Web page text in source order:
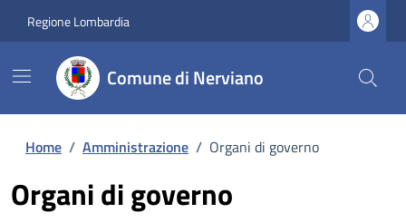
Regione Lombardia
Comune di Nerviano
Home / Amministrazione / Organi di governo
Organi di governo